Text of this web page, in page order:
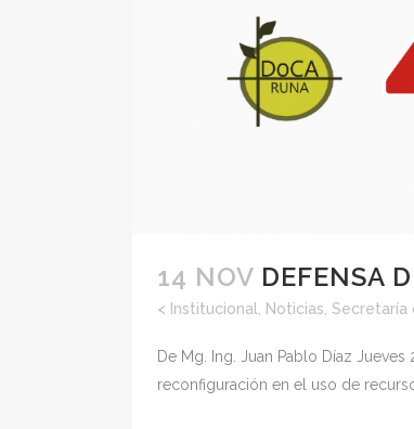
14 NOV DEFENSA
< Institucional Noticias Secretaría
De Mg. Ing. Juan Pablo Díaz
reconfiguración en el uso de